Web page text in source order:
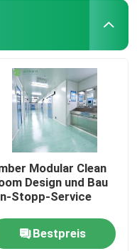
Modular Clean
Design und Bau
Stopp-Service
Bestpreis